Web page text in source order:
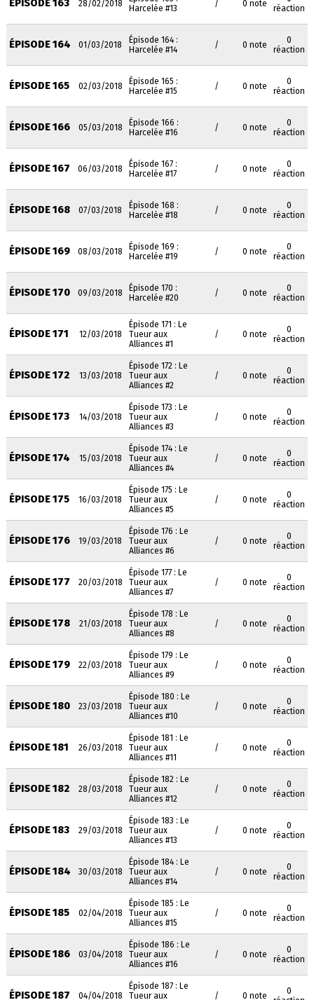
ÉPISODE 163 28/02/2018
Harcelée #13
/ 0 note
réaction
ÉPISODE 164 01/03/2018
Épisode 164 :
Harcelée #14
/ 0 note
0
réaction
ÉPISODE 165 02/03/2018
Épisode 165 :
Harcelée #15
/ 0 note
0
réaction
ÉPISODE 166 05/03/2018
Épisode 166 :
Harcelée #16
/ 0 note
0
réaction
ÉPISODE 167 06/03/2018
Épisode 167 :
Harcelée #17
/ 0 note
0
réaction
ÉPISODE 168 07/03/2018
Épisode 168 :
Harcelée #18
/ 0 note
0
réaction
ÉPISODE 169 08/03/2018
Épisode 169 :
Harcelée #19
/ 0 note
0
réaction
ÉPISODE 170 09/03/2018
Épisode 170 :
Harcelée #20
/ 0 note
0
réaction
ÉPISODE 171 12/03/2018
Épisode 171 : Le
Tueur aux
Alliances #1
/ 0 note
0
réaction
ÉPISODE 172 13/03/2018
Épisode 172 : Le
Tueur aux
Alliances #2
/ 0 note
0
réaction
ÉPISODE 173 14/03/2018
Épisode 173 : Le
Tueur aux
Alliances #3
/ 0 note
0
réaction
ÉPISODE 174 15/03/2018
Épisode 174 : Le
Tueur aux
Alliances #4
/ 0 note
0
réaction
ÉPISODE 175 16/03/2018
Épisode 175 : Le
Tueur aux
Alliances #5
/ 0 note
0
réaction
ÉPISODE 176 19/03/2018
Épisode 176 : Le
Tueur aux
Alliances #6
/ 0 note
0
réaction
ÉPISODE 177 20/03/2018
Épisode 177 : Le
Tueur aux
Alliances #7
/ 0 note
0
réaction
ÉPISODE 178 21/03/2018
Épisode 178 : Le
Tueur aux
Alliances #8
/ 0 note
0
réaction
ÉPISODE 179 22/03/2018
Épisode 179 : Le
Tueur aux
Alliances #9
/ 0 note
0
réaction
ÉPISODE 180 23/03/2018
Épisode 180 : Le
Tueur aux
Alliances #10
/ 0 note
0
réaction
ÉPISODE 181 26/03/2018
Épisode 181 : Le
Tueur aux
Alliances #11
/ 0 note
0
réaction
ÉPISODE 182 28/03/2018
Épisode 182 : Le
Tueur aux
Alliances #12
/ 0 note
0
réaction
ÉPISODE 183 29/03/2018
Épisode 183 : Le
Tueur aux
Alliances #13
/ 0 note
0
réaction
ÉPISODE 184 30/03/2018
Épisode 184 : Le
Tueur aux
Alliances #14
/ 0 note
0
réaction
ÉPISODE 185 02/04/2018
Épisode 185 : Le
Tueur aux
Alliances #15
/ 0 note
0
réaction
ÉPISODE 186 03/04/2018
Épisode 186 : Le
Tueur aux
Alliances #16
/ 0 note
0
réaction
ÉPISODE 187 04/04/2018
Épisode 187 : Le
Tueur aux
/ 0 note
0